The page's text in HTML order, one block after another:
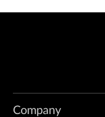
Company